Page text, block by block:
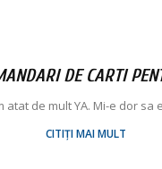
DE CARTI
atat de mult YA. Mi-e dor sa
CITIȚI MAI MULT